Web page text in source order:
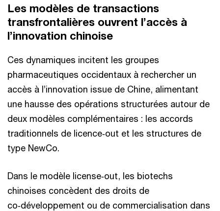
Les modèles de transactions
transfrontalières ouvrent l’accès à
l’innovation chinoise
Ces dynamiques incitent les groupes
pharmaceutiques occidentaux à rechercher un
accès à l’innovation issue de Chine, alimentant
une hausse des opérations structurées autour de
deux modèles complémentaires : les accords
traditionnels de licence‑out et les structures de
type NewCo.
Dans le modèle license‑out, les biotechs
chinoises concèdent des droits de
co‑développement ou de commercialisation dans